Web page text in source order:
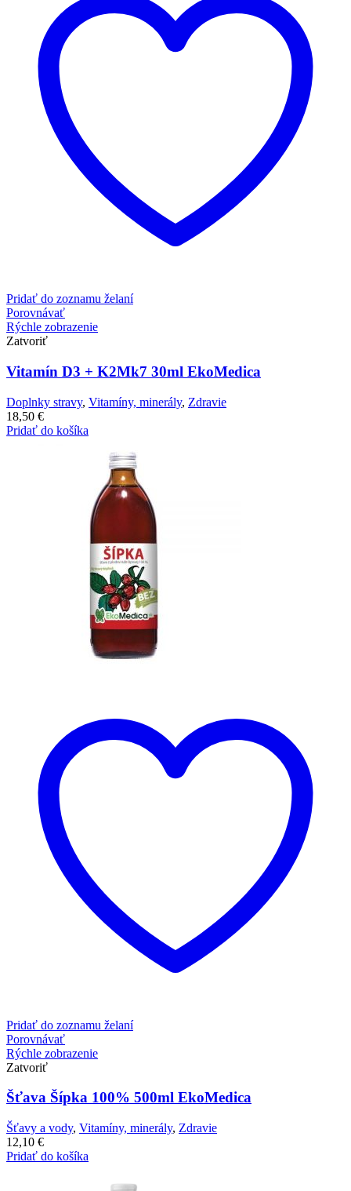
Pridať do zoznamu želaní
Porovnávať
Rýchle zobrazenie
Zatvoriť
Vitamín D3 + K2Mk7 30ml EkoMedica
Doplnky stravy, Vitamíny, minerály, Zdravie
18,50 €
Pridať do košíka
Pridať do zoznamu želaní
Porovnávať
Rýchle zobrazenie
Zatvoriť
Šťava Šípka 100% 500ml EkoMedica
Šťavy a vody, Vitamíny, minerály, Zdravie
12,10 €
Pridať do košíka